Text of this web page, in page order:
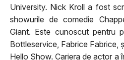
University. Nick Kroll a fost
showurile de comedie
Giant. Este cunoscut pentru
Bottleservice, Fabrice Fabrice,
Hello Show. Cariera de actor a